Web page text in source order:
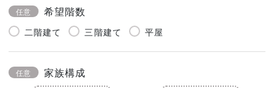
任意 希望階数
二階建て 三階建て 平屋
任意 家族構成